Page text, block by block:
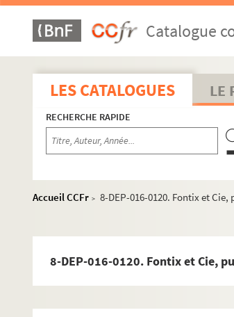
Catalogue
LES CATALOGUES LE
RECHERCHE RAPIDE
Accueil CCFr > 8-DEP-016-0120. Fontix et Cie,
8-DEP-016-0120. Fontix et Cie,
Linge de maison, blanc, trousseaux
Paris